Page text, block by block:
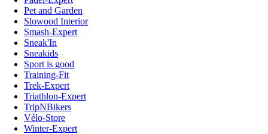
Pet and Garden
Slowood Interior
Smash-Expert
Sneak'In
Sneakids
Sport is good
Training-Fit
Trek-Expert
Triathlon-Expert
TripNBikers
Vélo-Store
Winter-Expert